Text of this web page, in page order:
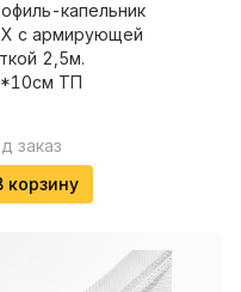
капельник
с армирующей
2,5м.
ТП
заказ
корзину